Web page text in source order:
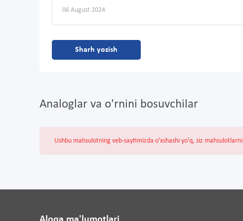
06 August 2024
Sharh yozish
Analoglar va o'rnini bosuvchilar
Ushbu mahsulotning veb-saytimizda o'xshashi yo'q, siz mahsulotlarni